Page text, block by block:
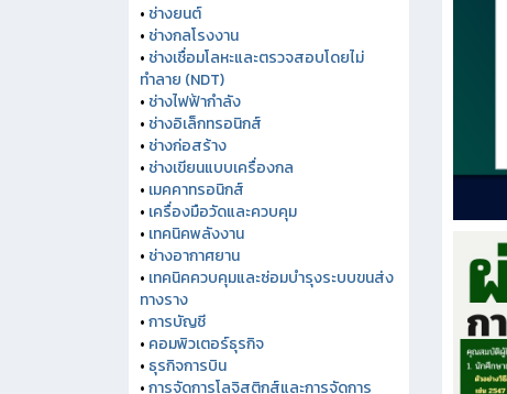
• ช่างยนต์
• ช่างกลโรงงาน
• ช่างเชื่อมโลหะและตรวจสอบโดยไม่
ทำลาย (NDT)
• ช่างไฟฟ้ากำลัง
• ช่างอิเล็กทรอนิกส์
• ช่างก่อสร้าง
• ช่างเขียนแบบเครื่องกล
• เมคคาทรอนิกส์
• เครื่องมือวัดและควบคุม
• เทคนิคพลังงาน
• ช่างอากาศยาน
• เทคนิคควบคุมและซ่อมบำรุงระบบขนส่ง
ทางราง
•การบัญชี
• คอมพิวเตอร์ธุรกิจ
• ธุรกิจการบิน
•การจัดการโลจิสติกส์และการจัดการ